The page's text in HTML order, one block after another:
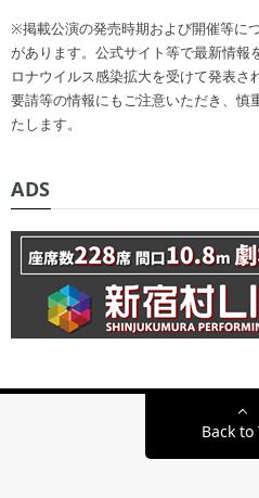
※掲載公演の発売時期および開催等に
があります。公式サイト等で最新情報
ロナウイルス感染拡大を受けて発表
要請等の情報にもご注意いただき、慎
たします。
ADS
Back to